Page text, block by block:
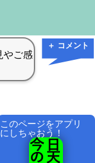
＋ コメント
このページをアプリ
にしちゃおう！